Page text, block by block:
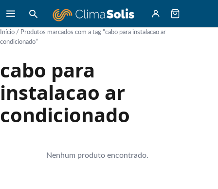
Início / Produtos marcados com a tag “cabo para instalacao ar
condicionado”
cabo para
instalacao ar
condicionado
Nenhum produto encontrado.